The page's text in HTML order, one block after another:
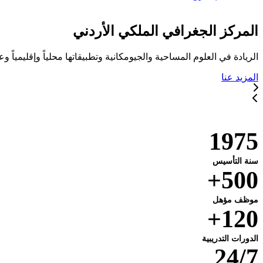
المركز الجغرافي الملكي الأردني
الريادة في العلوم المساحية والجيومكانية وتطبيقاتها محلياً وإقليمياً
المزيد عنا
1975
سنة التأسيس
500+
موظف مؤهل
120+
الدورات التدريبية